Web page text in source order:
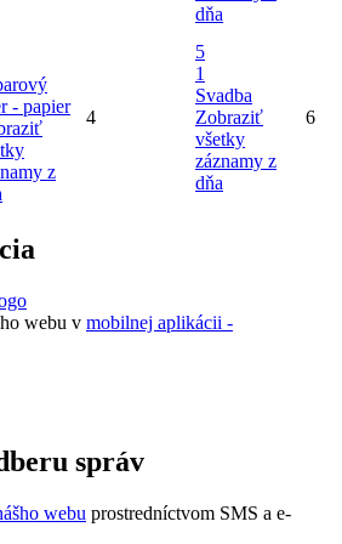
dňa
- papier
z
4
5
1
Svadba
Zobraziť
všetky
záznamy z
dňa
6
webu v mobilnej aplikácii -
správ
webu prostredníctvom SMS a e-